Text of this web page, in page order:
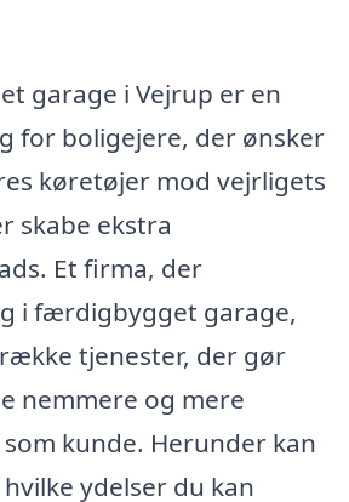
garage i Vejrup er en
for boligejere, der ønsker
køretøjer mod vejrligets
skabe ekstra
Et firma, der
i færdigbygget garage,
tjenester, der gør
nemmere og mere
kunde. Herunder kan
ydelser du kan